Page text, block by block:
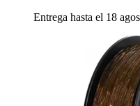
Entrega hasta el 18